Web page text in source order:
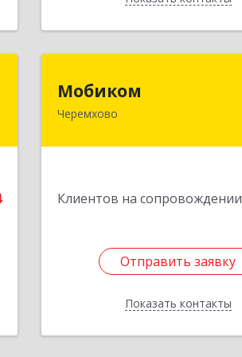
Мобиком
Черемхово
Клиентов на сопровождении
Отправить заявку
Показать контакты
Отправить заявку
Назад